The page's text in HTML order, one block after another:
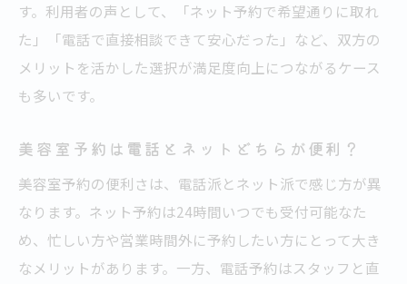
美容室予約でトラブルを避けるための秘訣
美容室予約の失敗を防ぐ具体的な方法
解説
美容室予約でネット派が増える実際の理由
ネット予約が美容室利用者に人気の背景と
は
美容室ネット予約が便利なシーンと活用法
す。利用者の声として、「ネット予約で希望通りに取れ
た」「電話で直接相談できて安心だった」など、双方の
メリットを活かした選択が満足度向上につながるケース
も多いです。
美容室予約は電話とネットどちらが便利？
美容室予約の便利さは、電話派とネット派で感じ方が異
なります。ネット予約は24時間いつでも受付可能なた
め、忙しい方や営業時間外に予約したい方にとって大き
なメリットがあります。一方、電話予約はスタッフと直